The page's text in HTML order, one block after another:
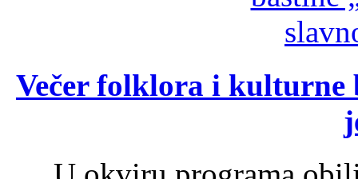
Večer folklora i kulturne